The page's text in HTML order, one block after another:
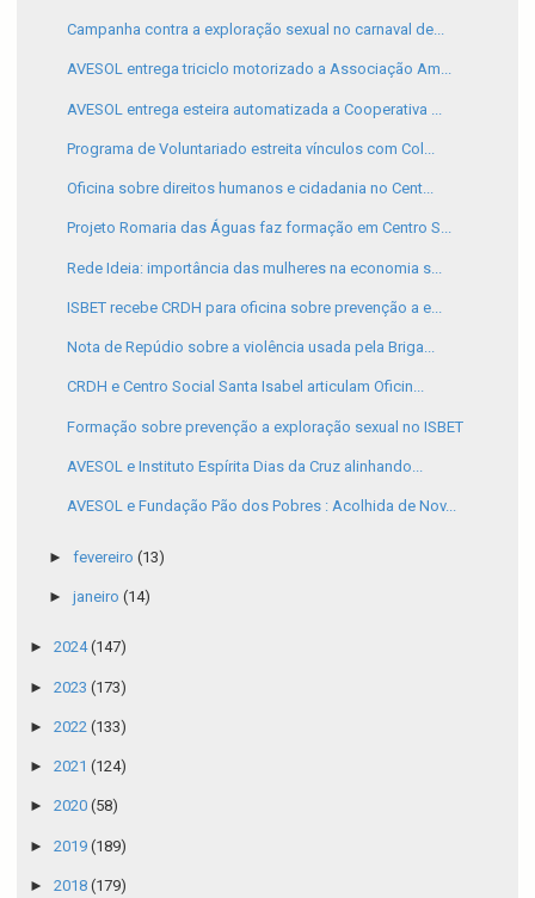
Campanha contra a exploração sexual no carnaval de...
AVESOL entrega triciclo motorizado a Associação Am...
AVESOL entrega esteira automatizada a Cooperativa ...
Programa de Voluntariado estreita vínculos com Col...
Oficina sobre direitos humanos e cidadania no Cent...
Projeto Romaria das Águas faz formação em Centro S...
Rede Ideia: importância das mulheres na economia s...
ISBET recebe CRDH para oficina sobre prevenção a e...
Nota de Repúdio sobre a violência usada pela Briga...
CRDH e Centro Social Santa Isabel articulam Oficin...
Formação sobre prevenção a exploração sexual no ISBET
AVESOL e Instituto Espírita Dias da Cruz alinhando...
AVESOL e Fundação Pão dos Pobres : Acolhida de Nov...
► fevereiro (13)
► janeiro (14)
► 2024(147)
► 2023 (173)
► 2022 (133)
► 2021 (124)
► 2020 (58)
► 2019 (189)
► 2018 (179)